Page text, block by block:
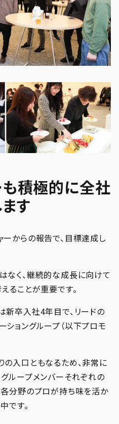
積極的に全社
す
からの報告で、目標達成し
なく、継続的な成長に向けて
ることが重要です。
卒入社4年目で、リードの
ョングループ（以下プロモ
入口ともなるため、非常に
ループメンバーそれぞれの
分野のプロが持ち味を活か
です。